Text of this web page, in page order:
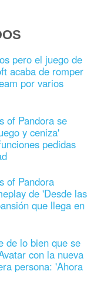
pero el juego de
acaba de romper
por varios
of Pandora se
y ceniza'
pedidas
of Pandora
de 'Desde las
que llega en
de lo bien que se
con la nueva
persona: 'Ahora